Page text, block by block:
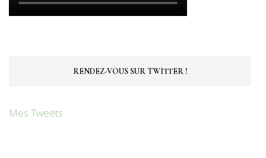
RENDEZ-VOUS SUR TWITTER !
Mes Tweets